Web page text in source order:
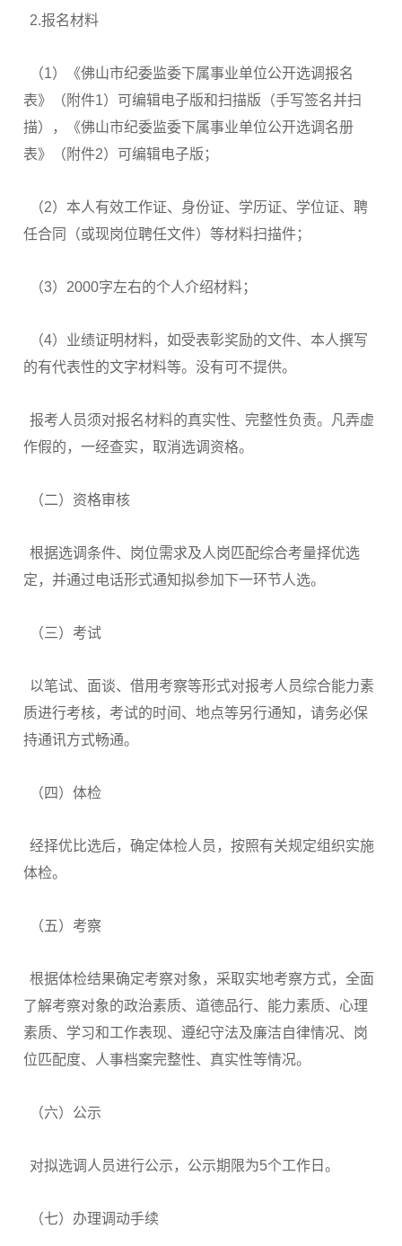
2.报名材料
（1）《佛山市纪委监委下属事业单位公开选调报名
表》（附件1）可编辑电子版和扫描版（手写签名并扫
描），《佛山市纪委监委下属事业单位公开选调名册
表》（附件2）可编辑电子版；
（2）本人有效工作证、身份证、学历证、学位证、聘
任合同（或现岗位聘任文件）等材料扫描件；
（3）2000字左右的个人介绍材料；
（4）业绩证明材料，如受表彰奖励的文件、本人撰写
的有代表性的文字材料等。没有可不提供。
报考人员须对报名材料的真实性、完整性负责。凡弄虚
作假的，一经查实，取消选调资格。
（二）资格审核
根据选调条件、岗位需求及人岗匹配综合考量择优选
定，并通过电话形式通知拟参加下一环节人选。
（三）考试
以笔试、面谈、借用考察等形式对报考人员综合能力素
质进行考核，考试的时间、地点等另行通知，请务必保
持通讯方式畅通。
（四）体检
经择优比选后，确定体检人员，按照有关规定组织实施
体检。
（五）考察
根据体检结果确定考察对象，采取实地考察方式，全面
了解考察对象的政治素质、道德品行、能力素质、心理
素质、学习和工作表现、遵纪守法及廉洁自律情况、岗
位匹配度、人事档案完整性、真实性等情况。
（六）公示
对拟选调人员进行公示，公示期限为5个工作日。
（七）办理调动手续